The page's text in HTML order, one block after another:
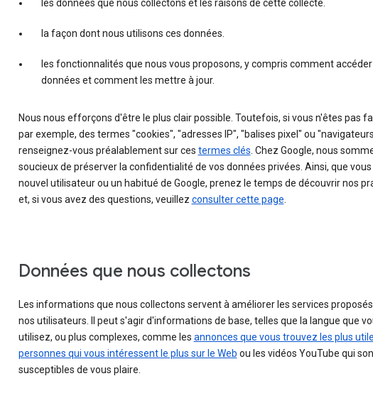
les données que nous collectons et les raisons de cette collecte.
la façon dont nous utilisons ces données.
les fonctionnalités que nous vous proposons, y compris comment accéder
données et comment les mettre à jour.
Nous nous efforçons d'être le plus clair possible. Toutefois, si vous n'êtes pas
par exemple, des termes "cookies", "adresses IP", "balises pixel" ou
renseignez-vous préalablement sur ces termes clés. Chez Google, nous
soucieux de préserver la confidentialité de vos données privées. Ainsi, que
nouvel utilisateur ou un habitué de Google, prenez le temps de découvrir nos
et, si vous avez des questions, veuillez consulter cette page.
Données que nous collectons
Les informations que nous collectons servent à améliorer les services
nos utilisateurs. Il peut s'agir d'informations de base, telles que la langue que
utilisez, ou plus complexes, comme les annonces que vous trouvez les plus
personnes qui vous intéressent le plus sur le Web ou les vidéos YouTube qui
susceptibles de vous plaire.